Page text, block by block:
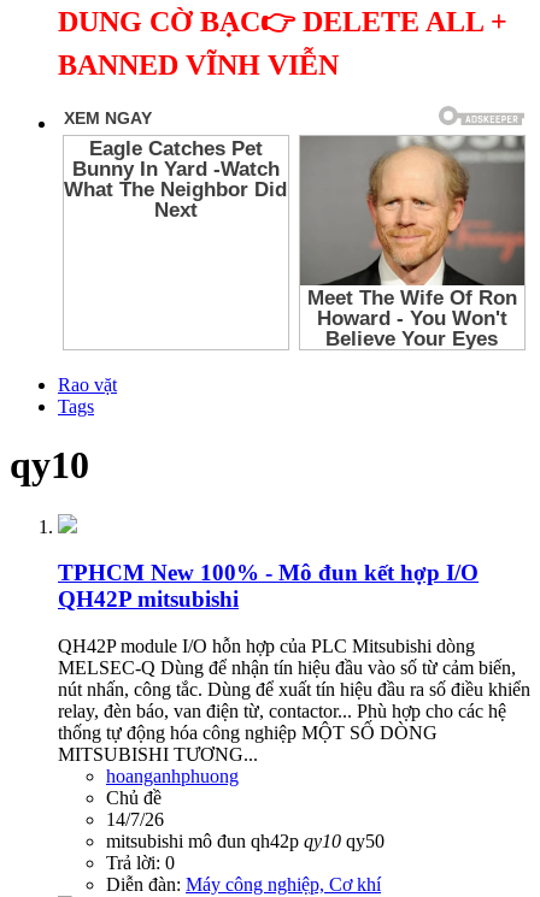
DUNG CỜ BẠC👉 DELETE ALL +
BANNED VĨNH VIỄN
Rao vặt
Tags
qy10
TPHCM New 100% - Mô đun kết hợp I/O
QH42P mitsubishi
QH42P module I/O hỗn hợp của PLC Mitsubishi dòng
MELSEC-Q Dùng để nhận tín hiệu đầu vào số từ cảm biến,
nút nhấn, công tắc. Dùng để xuất tín hiệu đầu ra số điều khiển
relay, đèn báo, van điện từ, contactor... Phù hợp cho các hệ
thống tự động hóa công nghiệp MỘT SỐ DÒNG
MITSUBISHI TƯƠNG...
hoanganhphuong
Chủ đề
14/7/26
mitsubishi mô đun qh42p qy10 qy50
Trả lời: 0
Diễn đàn: Máy công nghiệp, Cơ khí